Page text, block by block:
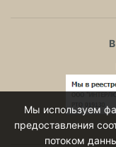
Мы используем
предоставления
потоком